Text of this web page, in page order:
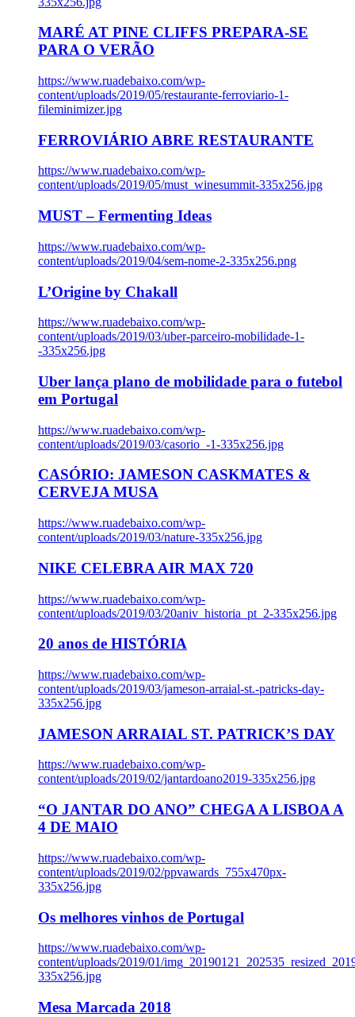
MARÉ AT PINE CLIFFS PREPARA-SE
PARA O VERÃO
https://www.ruadebaixo.com/wp-
content/uploads/2019/05/restaurante-ferroviario-1-
fileminimizer.jpg
FERROVIÁRIO ABRE RESTAURANTE
https://www.ruadebaixo.com/wp-
content/uploads/2019/05/must_winesummit-335x256.jpg
MUST – Fermenting Ideas
https://www.ruadebaixo.com/wp-
content/uploads/2019/04/sem-nome-2-335x256.png
L’Origine by Chakall
https://www.ruadebaixo.com/wp-
content/uploads/2019/03/uber-parceiro-mobilidade-1-
-335x256.jpg
Uber lança plano de mobilidade para o futebol
em Portugal
https://www.ruadebaixo.com/wp-
content/uploads/2019/03/casorio_-1-335x256.jpg
CASÓRIO: JAMESON CASKMATES &
CERVEJA MUSA
https://www.ruadebaixo.com/wp-
content/uploads/2019/03/nature-335x256.jpg
NIKE CELEBRA AIR MAX 720
https://www.ruadebaixo.com/wp-
content/uploads/2019/03/20aniv_historia_pt_2-335x256.jpg
20 anos de HISTÓRIA
https://www.ruadebaixo.com/wp-
content/uploads/2019/03/jameson-arraial-st.-patricks-day-
335x256.jpg
JAMESON ARRAIAL ST. PATRICK’S DAY
https://www.ruadebaixo.com/wp-
content/uploads/2019/02/jantardoano2019-335x256.jpg
“O JANTAR DO ANO” CHEGA A LISBOA A
4 DE MAIO
https://www.ruadebaixo.com/wp-
content/uploads/2019/02/ppvawards_755x470px-
335x256.jpg
Os melhores vinhos de Portugal
https://www.ruadebaixo.com/wp-
content/uploads/2019/01/
335x256.jpg
Mesa Marcada 2018